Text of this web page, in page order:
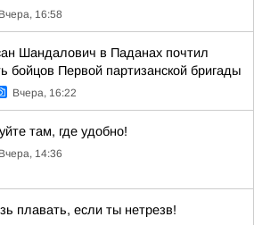
Вчера, 16:58
Шандалович в Паданах почтил
бойцов Первой партизанской бригады
Вчера, 16:22
там, где удобно!
Вчера, 14:36
плавать, если ты нетрезв!